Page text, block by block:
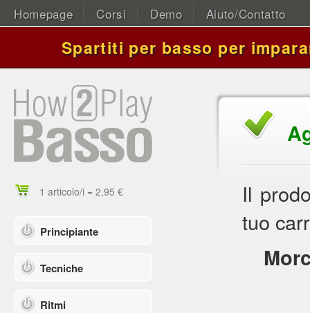
Homepage Corsi Demo Aiuto/Contatto
Spartiti per basso per
1 articolo/i = 2,95 €
Principiante
Tecniche
Ritmi
Il
tuo